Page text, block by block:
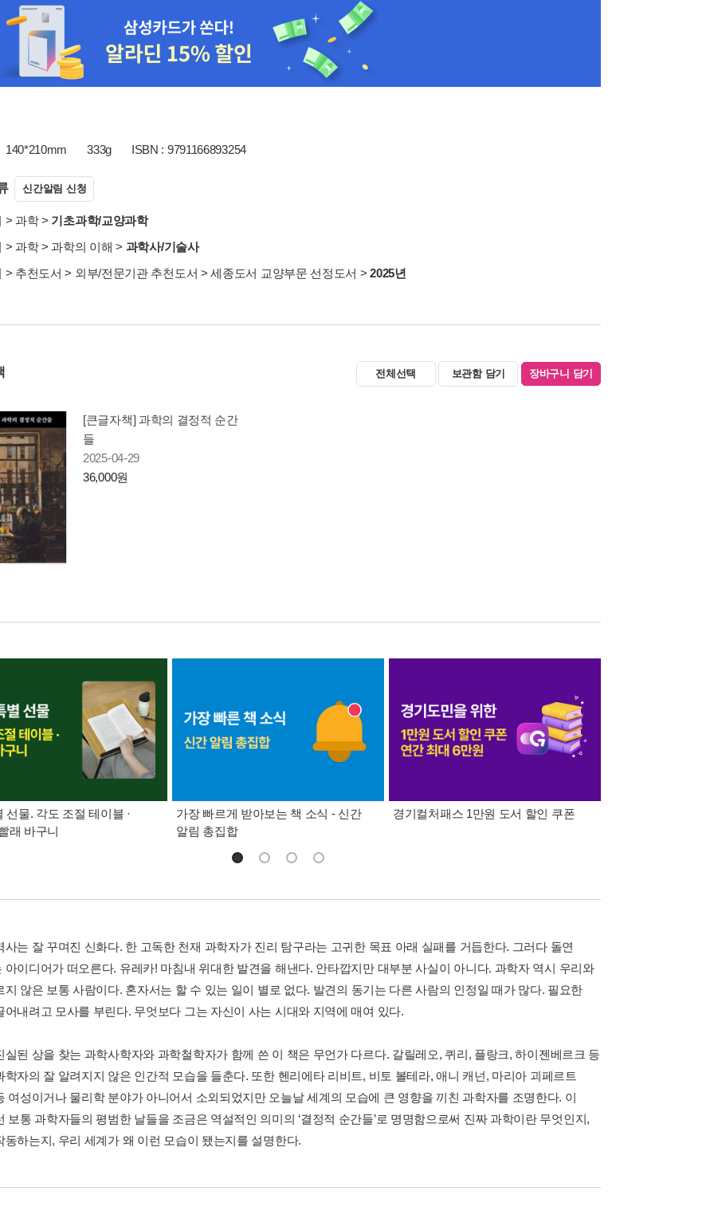
140*210mm 333g ISBN : 9791166893254
신간알림 신청
> 과학> 기초과학/교양과학
> 과학>과학의 이해 > 과학사/기술사
> 추천도서 > 외부/전문기관 추천도서 >세종도서 교양부문 선정도서 >2025년
전체선택 보관함 담기 장바구니 담기
[큰글자책] 과학의 결정적 순간
들
2025-04-29
36,000원
선물. 각도 조절 테이블 ·
래 바구니
가장 빠르게 받아보는 책 소식 - 신간
알림 총집합
경기컬처패스 1만원 도서 할인 쿠폰
사는 잘 꾸며진 신화다. 한 고독한 천재 과학자가 진리 탐구라는 고귀한 목표 아래 실패를 거듭한다. 그러다 돌연
아이디어가 떠오른다. 유레카! 마침내 위대한 발견을 해낸다. 안타깝지만 대부분 사실이 아니다. 과학자 역시 우리와
지 않은 보통 사람이다. 혼자서는 할 수 있는 일이 별로 없다. 발견의 동기는 다른 사람의 인정일 때가 많다. 필요한
어내려고 모사를 부린다. 무엇보다 그는 자신이 사는 시대와 지역에 매여 있다.
실된 상을 찾는 과학사학자와 과학철학자가 함께 쓴 이 책은 무언가 다르다. 갈릴레오, 퀴리, 플랑크, 하이젠베르크 등
학자의 잘 알려지지 않은 인간적 모습을 들춘다. 또한 헨리에타 리비트, 비토 볼테라, 애니 캐넌, 마리아 괴페르트
여성이거나 물리학 분야가 아니어서 소외되었지만 오늘날 세계의 모습에 큰 영향을 끼친 과학자를 조명한다. 이
보통 과학자들의 평범한 날들을 조금은 역설적인 의미의 ‘결정적 순간들’로 명명함으로써 진짜 과학이란 무엇인지,
동하는지, 우리 세계가 왜 이런 모습이 됐는지를 설명한다.